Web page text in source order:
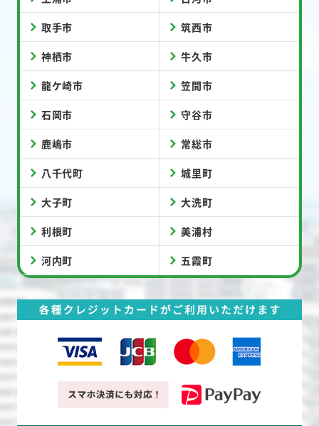
取手市 筑西市
神栖市 牛久市
龍ケ崎市 笠間市
石岡市 守谷市
鹿嶋市 常総市
八千代町 城里町
大子町 大洗町
利根町 美浦村
河内町 五霞町